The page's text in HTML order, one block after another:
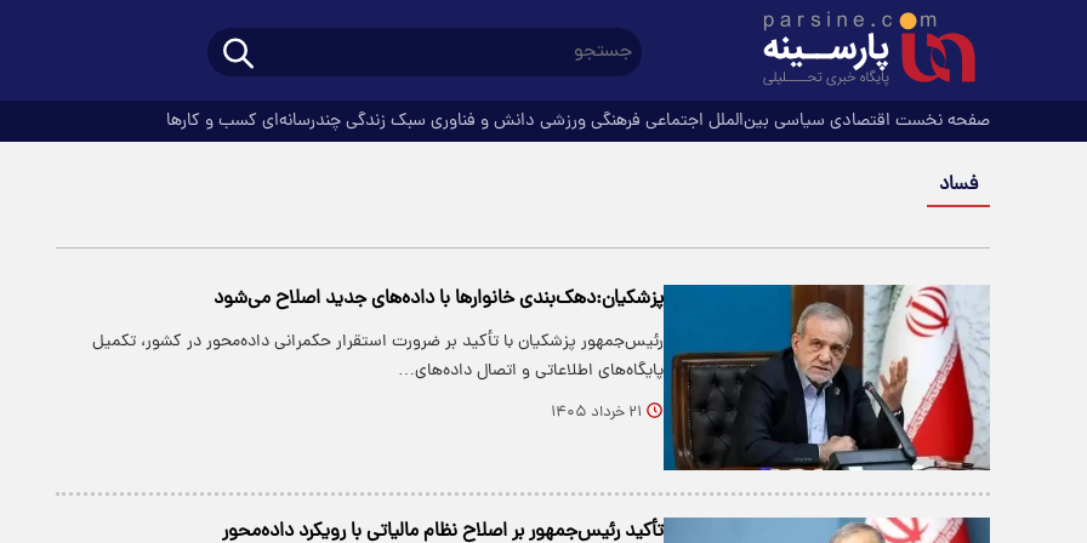
صفحه نخست اقتصادی سیاسی بین‌الملل اجتماعی فرهنگیورزشی دانش و فناوری سبک زندگیچندرسانه‌ای کسب و کارها
فساد
پزشکیان:دهک‌بندی خانوارها با داده‌های جدید اصلاح می‌شود
رئیس‌جمهور پزشکیان با تأکید بر ضرورت استقرار حکمرانی داده‌محور در کشور، تکمیل
پایگاه‌های اطلاعاتی و اتصال داده‌های…
۲۱ خرداد ۱۴۰۵
تأکید رئیس‌جمهور بر اصلاح نظام مالیاتی با رویکرد داده‌محور